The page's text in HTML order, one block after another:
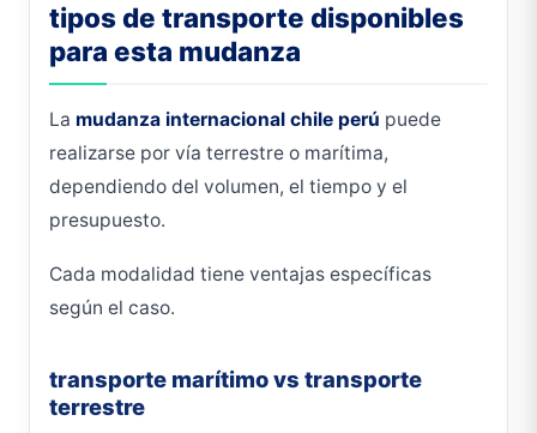
tipos de transporte disponibles
para esta mudanza
La mudanza internacional chile perú puede
realizarse por vía terrestre o marítima,
dependiendo del volumen, el tiempo y el
presupuesto.
Cada modalidad tiene ventajas específicas
según el caso.
transporte marítimo vs transporte
terrestre